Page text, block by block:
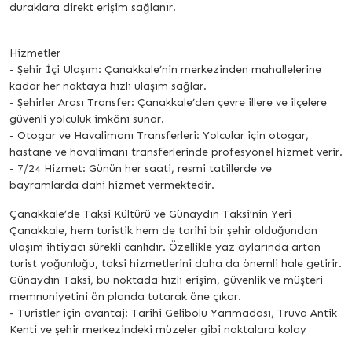
duraklara direkt erişim sağlanır.
Hizmetler
- Şehir İçi Ulaşım: Çanakkale’nin merkezinden mahallelerine
kadar her noktaya hızlı ulaşım sağlar.
- Şehirler Arası Transfer: Çanakkale’den çevre illere ve ilçelere
güvenli yolculuk imkânı sunar.
- Otogar ve Havalimanı Transferleri: Yolcular için otogar,
hastane ve havalimanı transferlerinde profesyonel hizmet verir.
- 7/24 Hizmet: Günün her saati, resmi tatillerde ve
bayramlarda dahi hizmet vermektedir.
Çanakkale’de Taksi Kültürü ve Günaydın Taksi’nin Yeri
Çanakkale, hem turistik hem de tarihi bir şehir olduğundan
ulaşım ihtiyacı sürekli canlıdır. Özellikle yaz aylarında artan
turist yoğunluğu, taksi hizmetlerini daha da önemli hale getirir.
Günaydın Taksi, bu noktada hızlı erişim, güvenlik ve müşteri
memnuniyetini ön planda tutarak öne çıkar.
- Turistler için avantaj: Tarihi Gelibolu Yarımadası, Truva Antik
Kenti ve şehir merkezindeki müzeler gibi noktalara kolay